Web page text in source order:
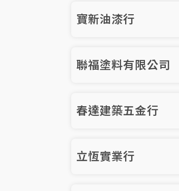
寶新油漆行
聯福塗料有限公司
春達建築五金行
立恆實業行